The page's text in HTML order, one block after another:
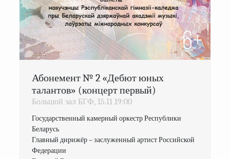
Абонемент № 2 «Дебют юных
талантов» (концерт первый)
Большой зал БГФ, 15.11 19:00
Государственный камерный оркестр Республики
Беларусь
Главный дирижёр – заслуженный артист Российской
Федерации